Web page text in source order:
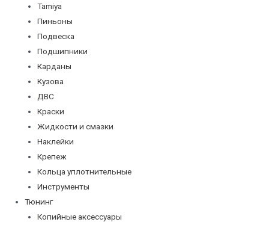
Tamiya
Пиньоны
Подвеска
Подшипники
Карданы
Кузова
ДВС
Краски
Жидкости и смазки
Наклейки
Крепеж
Кольца уплотнительные
Инструменты
Тюнинг
Копийные аксессуары